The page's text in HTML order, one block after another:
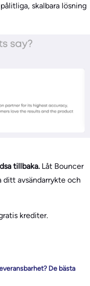
skalbara lösning
tillbaka. Låt Bouncer
ditt avsändarrykte och
krediter.
De bästa